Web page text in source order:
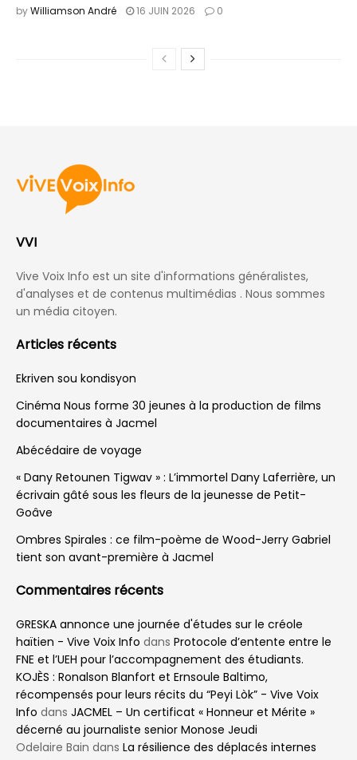
byWilliamson André 16 JUIN 2026 0
Home Idées & Débats Tribune
Disons « Non » au grand
La malbouffe massive qui s’étale sur notre
territoire est le produit d’un long
conditionnement. Et l’accès à une
alimentation saine reste un luxe pour
beaucoup.
by Ar Guens Jean Mary 12 mois ago